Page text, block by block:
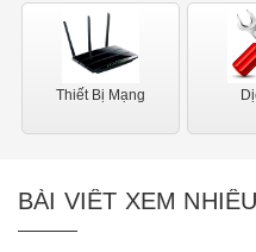
Thiết Bị Mạng
BÀI VIẾT XEM NHIỀU